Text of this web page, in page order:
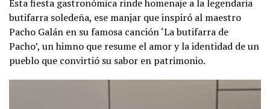
Esta fiesta gastronómica rinde homenaje a la legendaria
butifarra soledeña, ese manjar que inspiró al maestro
Pacho Galán en su famosa canción ‘La butifarra de
Pacho’, un himno que resume el amor y la identidad de un
pueblo que convirtió su sabor en patrimonio.